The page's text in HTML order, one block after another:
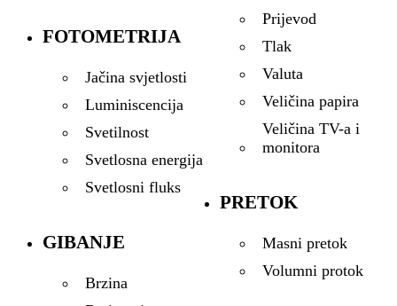
FOTOMETRIJA
Jačina svjetlosti
Luminiscencija
Svetilnost
Svetlosna energija
Svetlosni fluks
GIBANJE
Brzina
Prijevod
Tlak
Valuta
Veličina papira
Veličina TV-a i
monitora
PRETOK
Masni pretok
Volumni protok